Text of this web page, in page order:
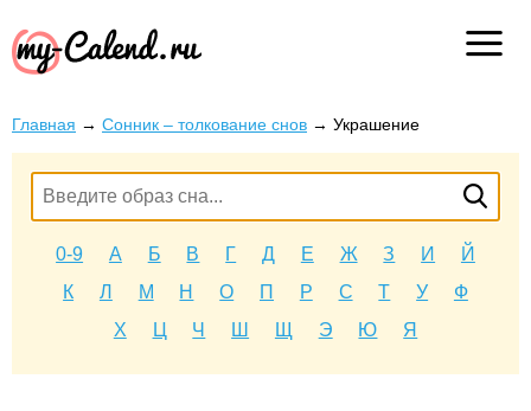
Главная → Сонник – толкование снов → Украшение
0-9 А Б В Г Д Е Ж З И
Й
К
Л М Н О П Р С Т У
Ф
Х
Ц Ч Ш Щ Э Ю Я